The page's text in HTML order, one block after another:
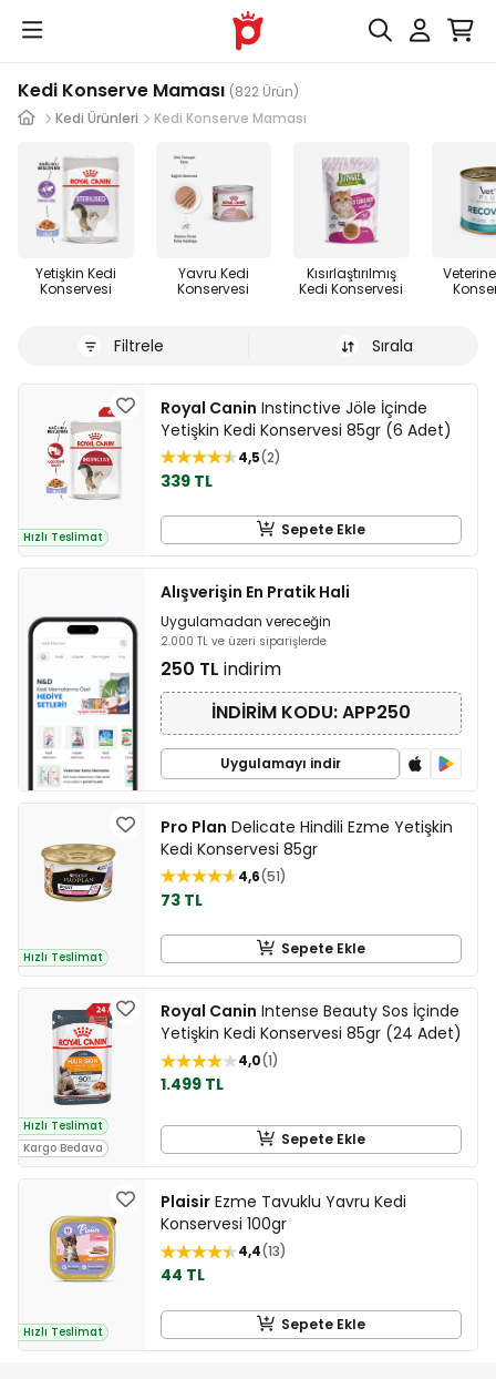
Kedi Konserve Maması (822 Ürün)
Kedi Ürünleri
Kedi Konserve Maması
Yetişkin Kedi
Konservesi
Yavru Kedi
Konservesi
Kısırlaştırılmış
Kedi Konservesi
Filtrele Sırala
Hızlı Teslimat
Royal Canin Instinctive Jöle İçinde
Yetişkin Kedi Konservesi 85gr (6 Adet)
4,5 2
339 TL
Sepete Ekle
Alışverişin En Pratik Hali
Uygulamadan vereceğin
2.000 TL ve üzeri siparişlerde
250 TL indirim
İNDİRİM KODU: APP250
Uygulamayı indir
Hızlı Teslimat
Pro Plan Delicate Hindili Ezme Yetişkin
Kedi Konservesi 85gr
4,6 51
73 TL
Sepete Ekle
Hızlı Teslimat
Kargo Bedava
Royal Canin Intense Beauty Sos İçinde
Yetişkin Kedi Konservesi 85gr (24 Adet)
4,0 1
1.499 TL
Sepete Ekle
Hızlı Teslimat
Plaisir Ezme Tavuklu Yavru Kedi
Konservesi 100gr
4,4 13
44 TL
Sepete Ekle